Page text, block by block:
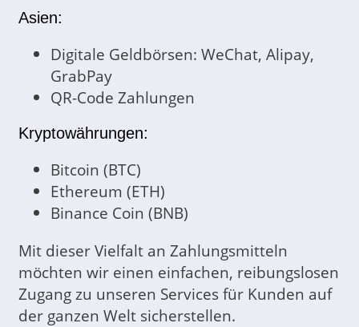
Asien:
Digitale Geldbörsen: WeChat, Alipay,
GrabPay
QR-Code Zahlungen
Kryptowährungen:
Bitcoin (BTC)
Ethereum (ETH)
Binance Coin (BNB)
Mit dieser Vielfalt an Zahlungsmitteln
möchten wir einen einfachen, reibungslosen
Zugang zu unseren Services für Kunden auf
der ganzen Welt sicherstellen.